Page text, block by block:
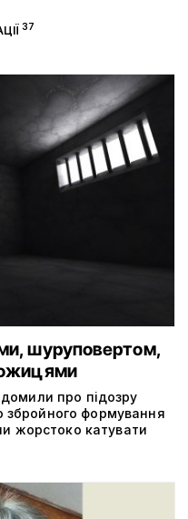
37
шуруповертом,
про підозру
збройного формування
жорстоко катувати